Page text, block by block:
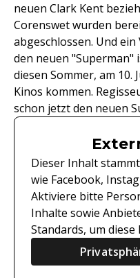
neuen Clark Kent
Corenswet wurden
abgeschlossen. Und
den neuen "Superman"
diesen Sommer, am 10.
Kinos kommen.
schon jetzt den neuen
Dieser Inhalt
wie Facebook,
Aktiviere bitte
Inhalte sowie
Standards, um